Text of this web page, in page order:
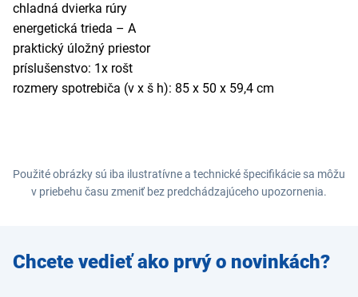
chladná dvierka rúry
energetická trieda – A
praktický úložný priestor
príslušenstvo: 1x rošt
rozmery spotrebiča (v x š h): 85 x 50 x 59,4 cm
Použité obrázky sú iba ilustratívne a technické špecifikácie sa môžu
v priebehu času zmeniť bez predchádzajúceho upozornenia.
Zadajte
e-mail
Chcete vedieť ako prvý o novinkách?